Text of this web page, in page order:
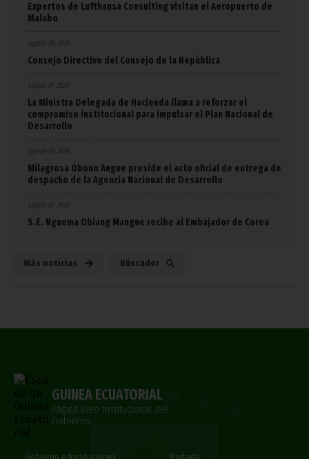
Expertos de Lufthansa Consulting visitan el Aeropuerto de
Malabo
agosto 08, 2026
Consejo Directivo del Consejo de la República
agosto 07, 2026
La Ministra Delegada de Hacienda llama a reforzar el
compromiso institucional para impulsar el Plan Nacional de
Desarrollo
agosto 07, 2026
Milagrosa Obono Angue preside el acto oficial de entrega de
despacho de la Agencia Nacional de Desarrollo
agosto 07, 2026
S.E. Nguema Obiang Mangue recibe al Embajador de Corea
Más noticias Búscador
GUINEA ECUATORIAL
Página Web Institucional del
Gobierno
Gobierno e Instituciones Portada